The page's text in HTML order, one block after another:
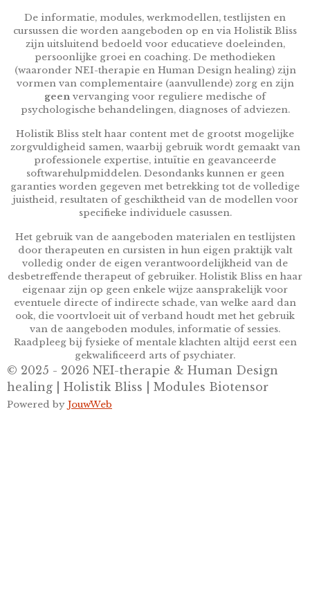
De informatie, modules, werkmodellen, testlijsten en
cursussen die worden aangeboden op en via Holistik Bliss
zijn uitsluitend bedoeld voor educatieve doeleinden,
persoonlijke groei en coaching. De methodieken
(waaronder NEI-therapie en Human Design healing) zijn
vormen van complementaire (aanvullende) zorg en zijn
geen vervanging voor reguliere medische of
psychologische behandelingen, diagnoses of adviezen.
Holistik Bliss stelt haar content met de grootst mogelijke
zorgvuldigheid samen, waarbij gebruik wordt gemaakt van
professionele expertise, intuïtie en geavanceerde
softwarehulpmiddelen. Desondanks kunnen er geen
garanties worden gegeven met betrekking tot de volledige
juistheid, resultaten of geschiktheid van de modellen voor
specifieke individuele casussen.
Het gebruik van de aangeboden materialen en testlijsten
door therapeuten en cursisten in hun eigen praktijk valt
volledig onder de eigen verantwoordelijkheid van de
desbetreffende therapeut of gebruiker. Holistik Bliss en haar
eigenaar zijn op geen enkele wijze aansprakelijk voor
eventuele directe of indirecte schade, van welke aard dan
ook, die voortvloeit uit of verband houdt met het gebruik
van de aangeboden modules, informatie of sessies.
Raadpleeg bij fysieke of mentale klachten altijd eerst een
gekwalificeerd arts of psychiater.
© 2025 - 2026 NEI-therapie & Human Design
healing | Holistik Bliss | Modules Biotensor
Powered by JouwWeb